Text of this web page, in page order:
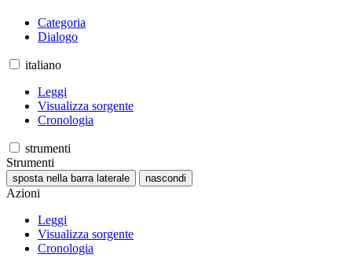
Categoria
Dialogo
italiano
Leggi
Visualizza sorgente
Cronologia
strumenti
Strumenti
sposta nella barra laterale nascondi
Azioni
Leggi
Visualizza sorgente
Cronologia